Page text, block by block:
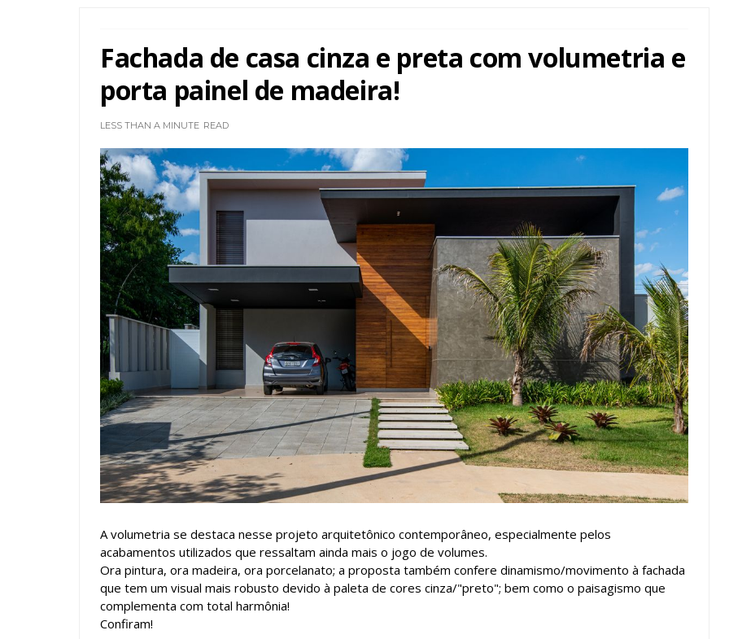
Fachada de casa cinza e preta com volumetria e
porta painel de madeira!
LESS THAN A MINUTE READ
A volumetria se destaca nesse projeto arquitetônico contemporâneo, especialmente pelos
acabamentos utilizados que ressaltam ainda mais o jogo de volumes.
Ora pintura, ora madeira, ora porcelanato; a proposta também confere dinamismo/movimento à fachada
que tem um visual mais robusto devido à paleta de cores cinza/"preto"; bem como o paisagismo que
complementa com total harmônia!
Confiram!